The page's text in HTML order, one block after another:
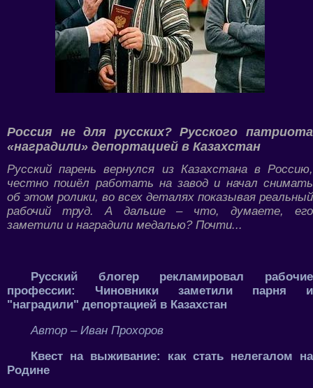
Россия не для русских? Русского патриота
«наградили» депортацией в Казахстан
Русский парень вернулся из Казахстана в Россию,
честно пошёл работать на завод и начал снимать
об этом ролики, во всех деталях показывая реальный
рабочий труд. А дальше – что, думаете, его
заметили и наградили медалью? Почти...
Русский блогер рекламировал рабочие
профессии: Чиновники заметили парня и
"наградили" депортацией в Казахстан
Автор – Иван Прохоров
Квест на выживание: как стать нелегалом на
Родине